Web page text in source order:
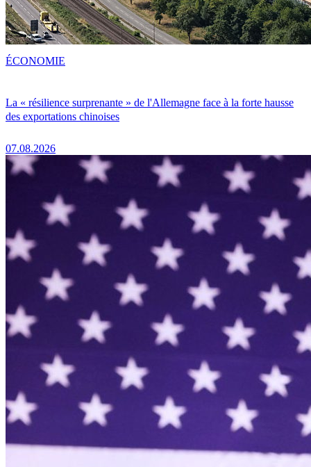
La « résilience surprenante » de l'Allemagne face à la forte hausse
des exportations chinoises
07.08.2026
ÉCONOMIE